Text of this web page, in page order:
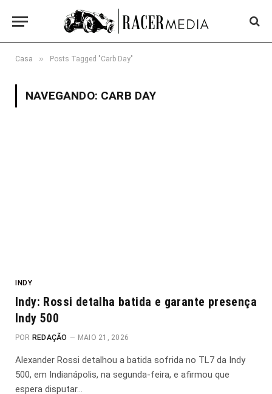
Casa » Posts Tagged "Carb Day"
NAVEGANDO: CARB DAY
INDY
Indy: Rossi detalha batida e garante presença
Indy 500
POR REDAÇÃO MAIO 21, 2026
Alexander Rossi detalhou a batida sofrida no TL7 da Indy
500, em Indianápolis, na segunda-feira, e afirmou que
espera disputar…